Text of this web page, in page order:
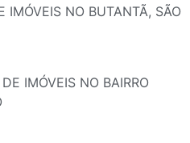
IMÓVEIS NO BUTANTÃ, SÃO
IMÓVEIS NO BAIRRO